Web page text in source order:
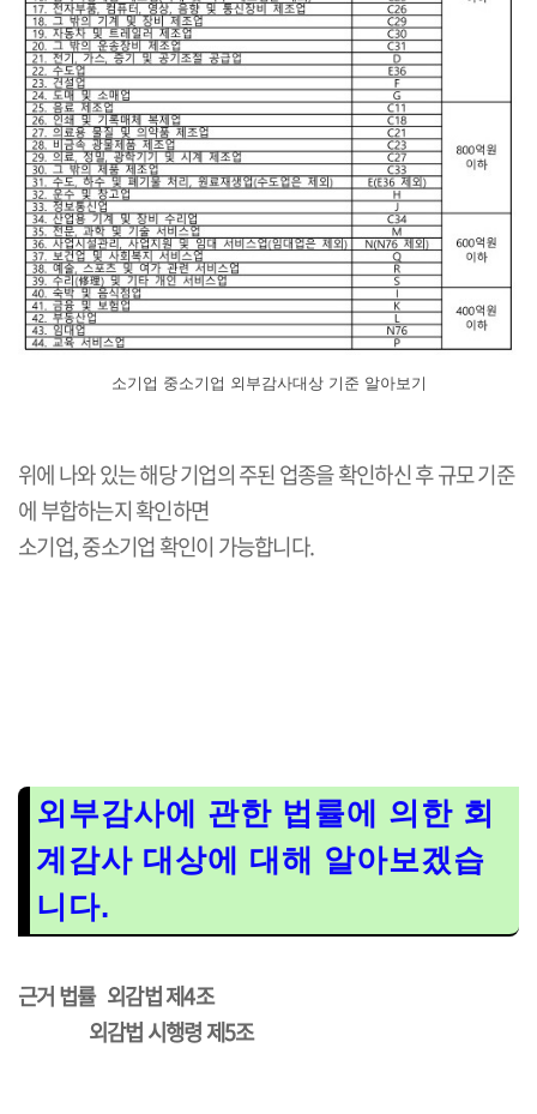
소기업 중소기업 외부감사대상 기준 알아보기
위에 나와 있는 해당 기업의 주된 업종을 확인하신 후 규모 기준
에 부합하는지 확인하면
소기업, 중소기업 확인이 가능합니다.
외부감사에 관한 법률에 의한 회
계감사 대상에 대해 알아보겠습
니다.
근거 법률 외감법 제4조
외감법 시행령 제5조